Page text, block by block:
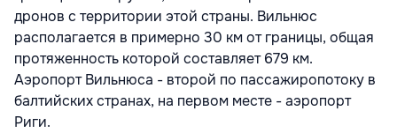
дронов с территории этой страны. Вильнюс
располагается в примерно 30 км от границы, общая
протяженность которой составляет 679 км.
Аэропорт Вильнюса - второй по пассажиропотоку в
балтийских странах, на первом месте - аэропорт
Риги.